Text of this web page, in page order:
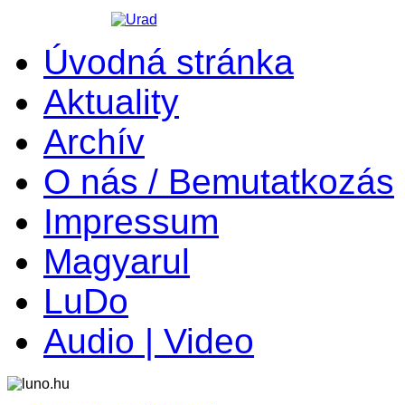
Úvodná stránka
Aktuality
Archív
O nás / Bemutatkozás
Impressum
Magyarul
LuDo
Audio | Video